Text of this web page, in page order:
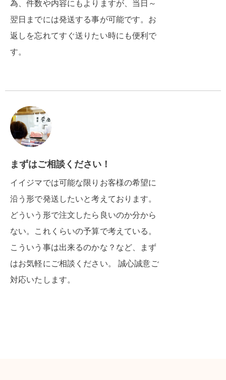
為、件数や内容にもよりますが、当日～
翌日までには発送する事が可能です。お
返しを忘れてすぐ送りたい時にも便利で
す。
まずはご相談ください！
イイジマでは可能な限りお客様の希望に
沿う形で発送したいと考えております。
どういう形で注文したら良いのか分から
ない。これくらいの予算で考えている。
こういう事は出来るのかな？など、まず
はお気軽にご相談ください。 誠心誠意ご
対応いたします。